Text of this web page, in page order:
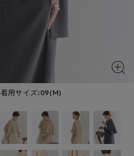
着用サイズ:09(M)